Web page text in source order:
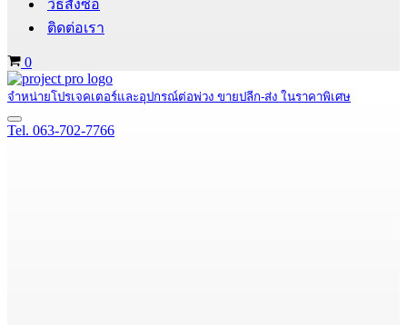
วิธีสั่งซื้อ
ติดต่อเรา
Cart
0
จำหน่ายโปรเจคเตอร์และอุปกรณ์ต่อพ่วง ขายปลีก-ส่ง ในราคาพิเศษ
Navigation
Menu
Tel. 063-702-7766